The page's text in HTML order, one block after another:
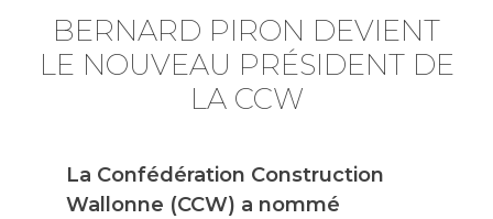
BERNARD PIRON DEVIENT
LE NOUVEAU PRÉSIDENT DE
LA CCW
La Confédération Construction
Wallonne (CCW) a nommé